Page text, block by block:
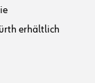
erhältlich